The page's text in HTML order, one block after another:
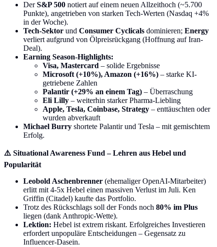
DerS&P 500 notiert auf einem neuen Allzeithoch (~5.700
Punkte), angetrieben von starken Tech-Werten (Nasdaq +4%
in der Woche).
Tech-Sektor und Consumer Cyclicals dominieren; Energy
verliert aufgrund von Ölpreisrückgang (Hoffnung auf Iran-
Deal).
Earning Season-Highlights:
Visa, Mastercard – solide Ergebnisse
Microsoft (+10%), Amazon (+16%) – starke KI-
getriebene Zahlen
Palantir (+29% an einem Tag) – Überraschung
Eli Lilly – weiterhin starker Pharma-Liebling
Apple, Tesla, Coinbase, Strategy – enttäuschten oder
wurden abverkauft
Michael Burry shortete Palantir und Tesla – mit gemischtem
Erfolg.
⚠️ Situational Awareness Fund – Lehren aus Hebel und
Popularität
Leobold Aschenbrenner (ehemaliger OpenAI-Mitarbeiter)
erlitt mit 4-5x Hebel einen massiven Verlust im Juli. Ken
Griffin (Citadel) kaufte das Portfolio.
Trotz des Rückschlags soll der Fonds noch 80% im Plus
liegen (dank Anthropic-Wette).
Lektion: Hebel ist extrem riskant. Erfolgreiches Investieren
erfordert unpopuläre Entscheidungen – Gegensatz zu
Influencer-Dasein.